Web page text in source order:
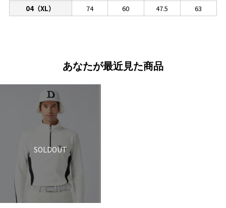
04（XL）
74 60 47.5 63
あなたが最近見た商品
SOLDOUT